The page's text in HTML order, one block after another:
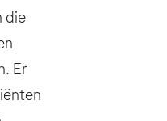
die
Er